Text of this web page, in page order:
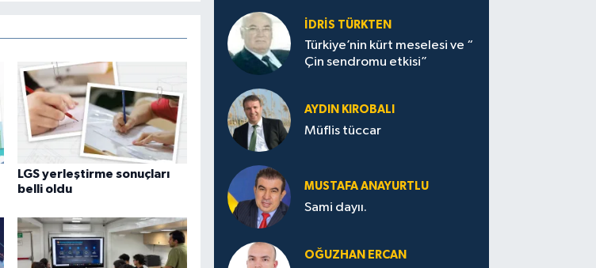
LGS yerleştirme sonuçları
belli oldu
İDRİS TÜRKTEN
Türkiye’nin kürt meselesi ve “
Çin sendromu etkisi”
AYDIN KIROBALI
Müflis tüccar
MUSTAFA ANAYURTLU
Sami dayıı.
OĞUZHAN ERCAN